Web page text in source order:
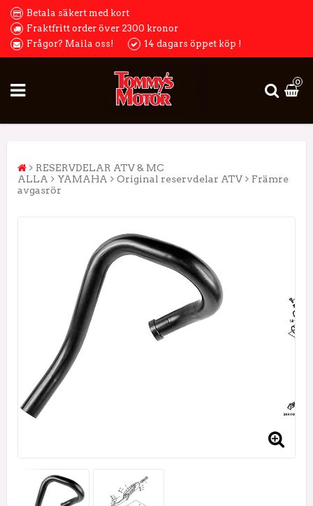
Betala säkert med kort
Fraktfritt order över 2300 kronor
Frågor? Maila oss!
14 dagars öppet köp !
0
RESERVDELAR ATV & MC
ALLA
YAMAHA Original reservdelar ATV
Främre
avgasrör